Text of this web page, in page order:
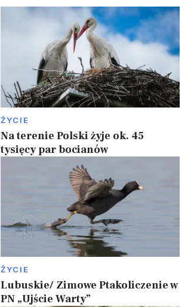
ŻYCIE
Na terenie Polski żyje ok. 45
tysięcy par bocianów
ŻYCIE
Lubuskie/ Zimowe Ptakoliczenie w
PN „Ujście Warty”